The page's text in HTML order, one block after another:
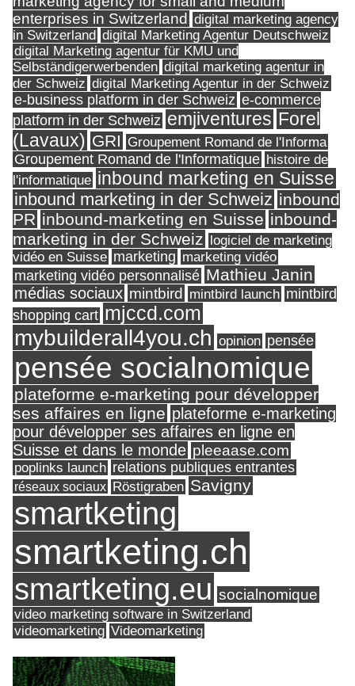
enterprises in Switzerland digital marketing agency
in Switzerland digital Marketing Agentur Deutschweiz
digital Marketing agentur für KMU und
Selbständigerwerbenden digital marketing agentur in
der Schweiz digital Marketing Agentur in der Schweiz
e-business platform in der Schweiz e-commerce
platform in der Schweiz emjiventures Forel
(Lavaux) GRI Groupement Romand de l'Informa
Groupement Romand de l'Informatique histoire de
l'informatique inbound marketing en Suisse
inbound marketing in der Schweiz inbound
PR inbound-marketing en Suisse inbound-
marketing in der Schweiz logiciel de marketing
vidéo en Suisse marketing marketing vidéo
marketing vidéo personnalisé Mathieu Janin
médias sociaux mintbird mintbird launch mintbird
shopping cart mjccd.com
mybuilderall4you.ch opinion pensée
pensée socialnomique
plateforme e-marketing pour développer
ses affaires en ligne plateforme e-marketing
pour développer ses affaires en ligne en
Suisse et dans le monde pleeaase.com
poplinks launch relations publiques entrantes
réseaux sociaux Röstigraben Savigny
smartketing
smartketing.ch
smartketing.eu socialnomique
video marketing software in Switzerland
videomarketing Videomarketing